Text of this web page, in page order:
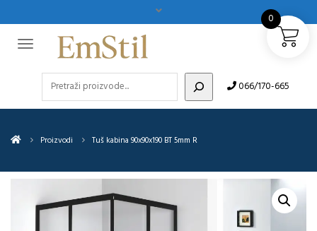
066/170-665
Proizvodi Tuš kabina 90x90x190 BT 5mm R
0